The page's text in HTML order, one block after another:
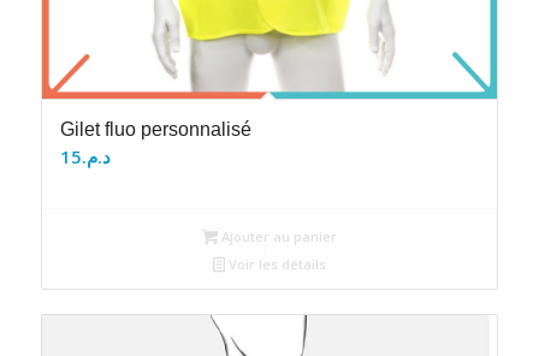
Gilet fluo personnalisé
د.م.15
Ajouter au panier
Voir les détails